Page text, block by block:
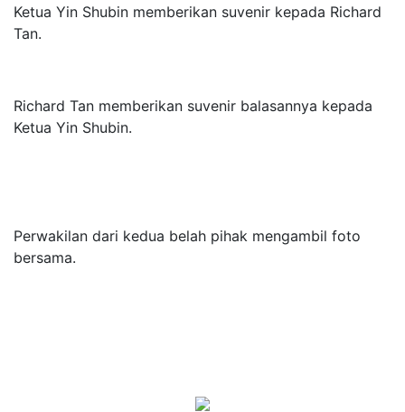
Ketua Yin Shubin memberikan suvenir kepada Richard
Tan.
Richard Tan memberikan suvenir balasannya kepada
Ketua Yin Shubin.
Perwakilan dari kedua belah pihak mengambil foto
bersama.